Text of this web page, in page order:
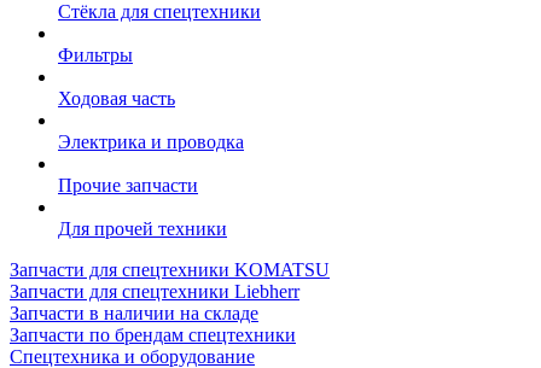
Стёкла для спецтехники
Фильтры
Ходовая часть
Электрика и проводка
Прочие запчасти
Для прочей техники
Запчасти для спецтехники KOMATSU
Запчасти для спецтехники Liebherr
Запчасти в наличии на складе
Запчасти по брендам спецтехники
Спецтехника и оборудование